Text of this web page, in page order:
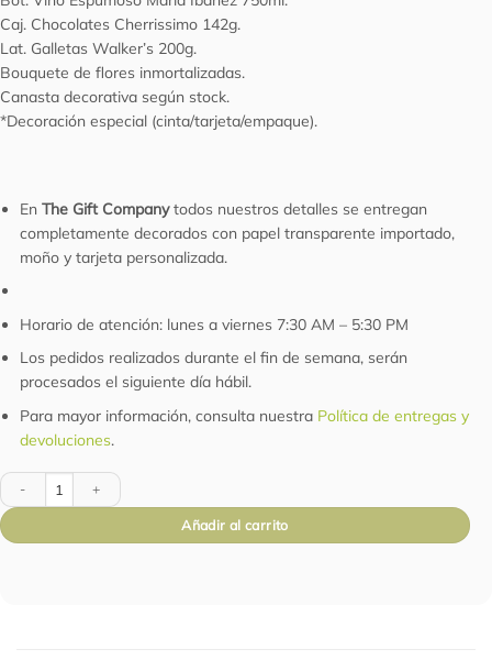
Caj. Chocolates Cherrissimo 142g.
Lat. Galletas Walker’s 200g.
Bouquete de flores inmortalizadas.
Canasta decorativa según stock.
*Decoración especial (cinta/tarjeta/empaque).
En The Gift Companytodos nuestros detalles se entregan
completamente decorados con papel transparente importado,
moño y tarjeta personalizada.
Horario de atención: lunes a viernes 7:30 AM – 5:30 PM
Los pedidos realizados durante el fin de semana, serán
procesados el siguiente día hábil.
Para mayor información, consulta nuestra Política de entregas y
devoluciones.
Cesta Aura Festiva cantidad
Añadir al carrito